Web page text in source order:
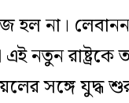
হল না।
নতুন রাষ্ট্রকে
সঙ্গে যুদ্ধ